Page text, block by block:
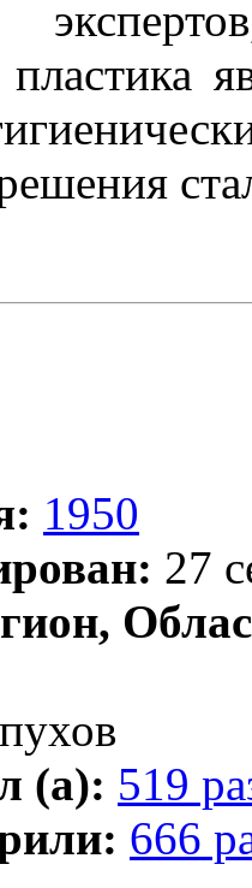
пластика
1950
27
(а): 519
666